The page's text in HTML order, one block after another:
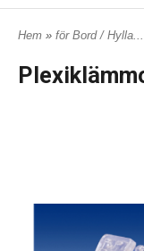
Hem » för Bord / Hylla...